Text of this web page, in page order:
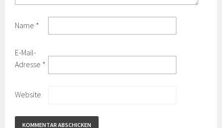
Name *
E-Mail-
Adresse *
Website